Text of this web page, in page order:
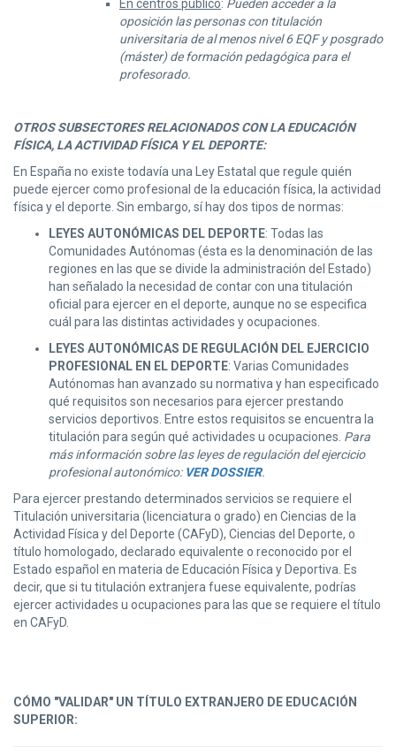
En centros público: Pueden acceder a la
oposición las personas con titulación
universitaria de al menos nivel 6 EQF y posgrado
(máster) de formación pedagógica para el
profesorado.
OTROS SUBSECTORES RELACIONADOS CON LA EDUCACIÓN
FÍSICA, LA ACTIVIDAD FÍSICA Y EL DEPORTE:
En España no existe todavía una Ley Estatal que regule quién
puede ejercer como profesional de la educación física, la actividad
física y el deporte. Sin embargo, sí hay dos tipos de normas:
LEYES AUTONÓMICAS DEL DEPORTE: Todas las
Comunidades Autónomas (ésta es la denominación de las
regiones en las que se divide la administración del Estado)
han señalado la necesidad de contar con una titulación
oficial para ejercer en el deporte, aunque no se especifica
cuál para las distintas actividades y ocupaciones.
LEYES AUTONÓMICAS DE REGULACIÓN DEL EJERCICIO
PROFESIONAL EN EL DEPORTE: Varias Comunidades
Autónomas han avanzado su normativa y han especificado
qué requisitos son necesarios para ejercer prestando
servicios deportivos. Entre estos requisitos se encuentra la
titulación para según qué actividades u ocupaciones. Para
más información sobre las leyes de regulación del ejercicio
profesional autonómico: VER DOSSIER.
Para ejercer prestando determinados servicios se requiere el
Titulación universitaria (licenciatura o grado) en Ciencias de la
Actividad Física y del Deporte (CAFyD), Ciencias del Deporte, o
título homologado, declarado equivalente o reconocido por el
Estado español en materia de Educación Física y Deportiva. Es
decir, que si tu titulación extranjera fuese equivalente, podrías
ejercer actividades u ocupaciones para las que se requiere el título
en CAFyD.
CÓMO "VALIDAR" UN TÍTULO EXTRANJERO DE EDUCACIÓN
SUPERIOR: